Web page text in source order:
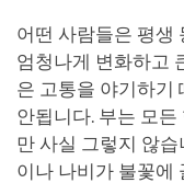
어떤 사람들은 평생
엄청나게 변화하고
은 고통을 야기하기
안됩니다. 부는 모
만 사실 그렇지 않
이나 나비가 불꽃에